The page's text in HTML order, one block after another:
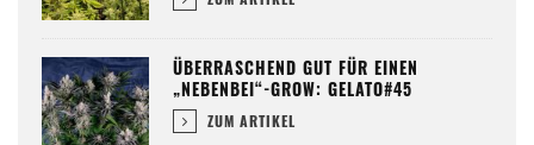
ÜBERRASCHEND GUT FÜR EINEN
„NEBENBEI“-GROW: GELATO#45
ZUM ARTIKEL